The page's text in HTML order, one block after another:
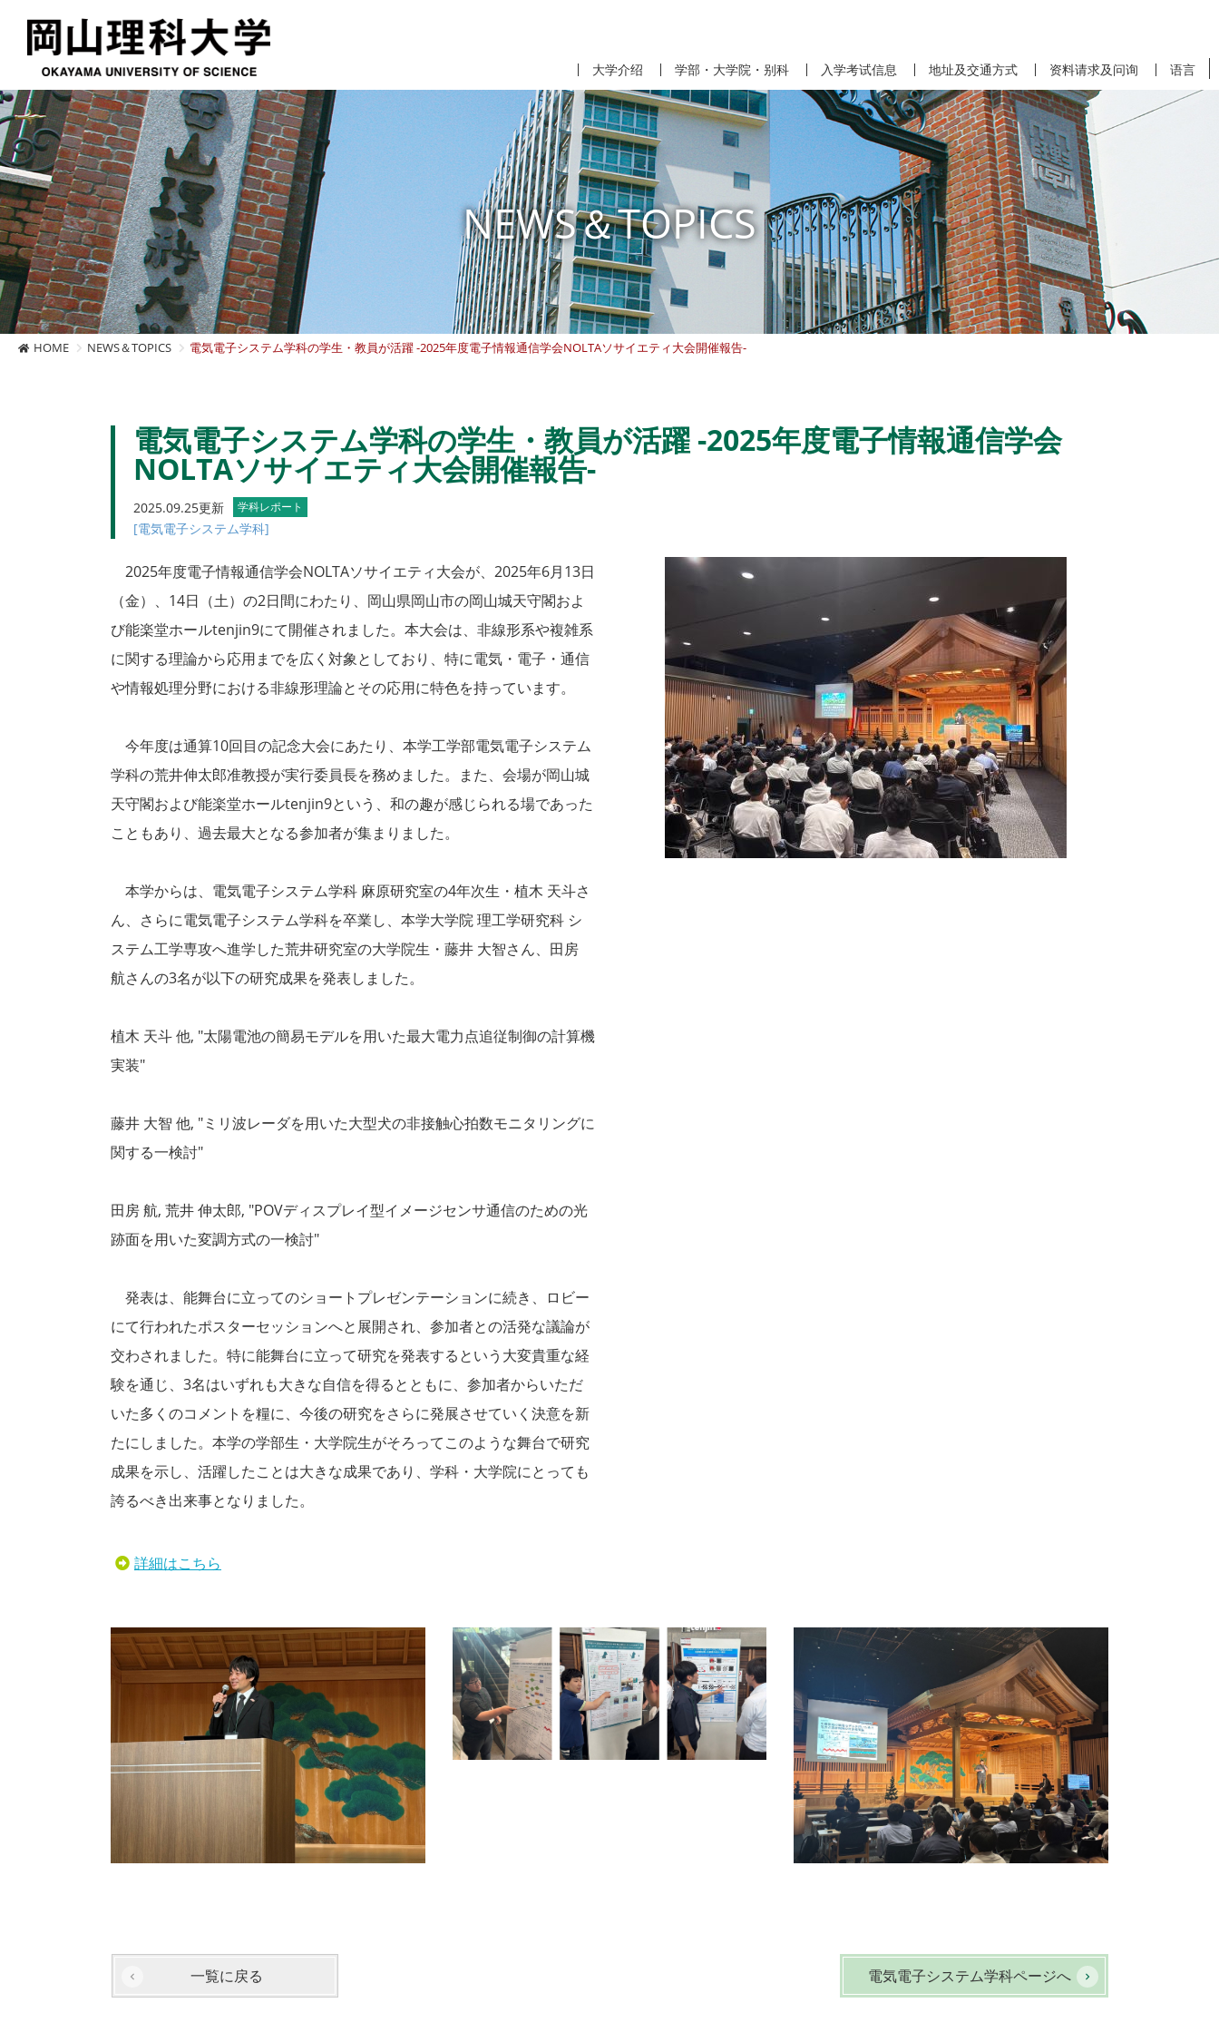
大学介绍 学部・大学院・别科 入学考试信息 地址及交通方式 资料请求及问询 语言
NEWS＆TOPICS
HOME NEWS＆TOPICS 電気電子システム学科の学生・教員が活躍 -2025年度電子情報通信学会NOLTAソサイエティ大会開催報告-
電気電子システム学科の学生・教員が活躍 -2025年度電子情報通信学会
NOLTAソサイエティ大会開催報告-
2025.09.25更新 学科レポート
[電気電子システム学科]
2025年度電子情報通信学会NOLTAソサイエティ大会が、2025年6月13日
（金）、14日（土）の2日間にわたり、岡山県岡山市の岡山城天守閣およ
び能楽堂ホールtenjin9にて開催されました。本大会は、非線形系や複雑系
に関する理論から応用までを広く対象としており、特に電気・電子・通信
や情報処理分野における非線形理論とその応用に特色を持っています。
今年度は通算10回目の記念大会にあたり、本学工学部電気電子システム
学科の荒井伸太郎准教授が実行委員長を務めました。また、会場が岡山城
天守閣および能楽堂ホールtenjin9という、和の趣が感じられる場であった
こともあり、過去最大となる参加者が集まりました。
本学からは、電気電子システム学科 麻原研究室の4年次生・植木 天斗さ
ん、さらに電気電子システム学科を卒業し、本学大学院 理工学研究科 シ
ステム工学専攻へ進学した荒井研究室の大学院生・藤井 大智さん、田房
航さんの3名が以下の研究成果を発表しました。
植木 天斗 他, "太陽電池の簡易モデルを用いた最大電力点追従制御の計算機
実装"
藤井 大智 他, "ミリ波レーダを用いた大型犬の非接触心拍数モニタリングに
関する一検討"
田房 航, 荒井 伸太郎, "POVディスプレイ型イメージセンサ通信のための光
跡面を用いた変調方式の一検討"
発表は、能舞台に立ってのショートプレゼンテーションに続き、ロビー
にて行われたポスターセッションへと展開され、参加者との活発な議論が
交わされました。特に能舞台に立って研究を発表するという大変貴重な経
験を通じ、3名はいずれも大きな自信を得るとともに、参加者からいただ
いた多くのコメントを糧に、今後の研究をさらに発展させていく決意を新
たにしました。本学の学部生・大学院生がそろってこのような舞台で研究
成果を示し、活躍したことは大きな成果であり、学科・大学院にとっても
誇るべき出来事となりました。
詳細はこちら
電気電子システム学科ページへ
一覧に戻る